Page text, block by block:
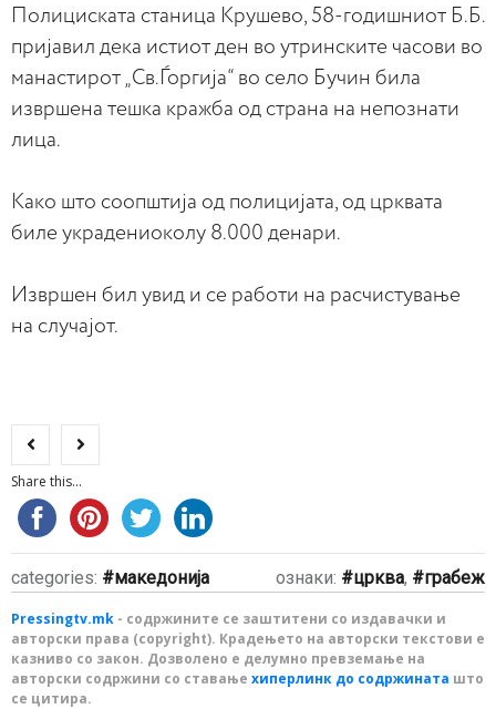
Полициската станица Крушево, 58-годишниот Б.Б.
пријавил дека истиот ден во утринските часови во
манастирот „Св.Ѓоргија“ во село Бучин била
извршена тешка кражба од страна на непознати
лица.
Како што соопштија од полицијата, од црквата
биле украдениоколу 8.000 денари.
Извршен бил увид и се работи на расчистување
на случајот.
Share this...
categories: македонија ознаки: црква, грабеж
Pressingtv.mk - содржините се заштитени со издавачки и
авторски права (copyright). Крадењето на авторски текстови е
казниво со закон. Дозволено е делумно превземање на
авторски содржини со ставање хиперлинк до содржината што
се цитира.